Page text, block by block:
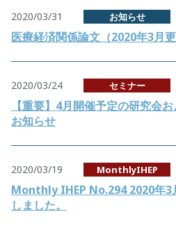
2020/03/31 お知らせ
医療経済関係論文（2020年3月
2020/03/24 セミナー
【重要】4月開催予定の研究会
お知らせ
2020/03/19 MonthlyIHEP
Monthly IHEP No.294 2020年3
しました。